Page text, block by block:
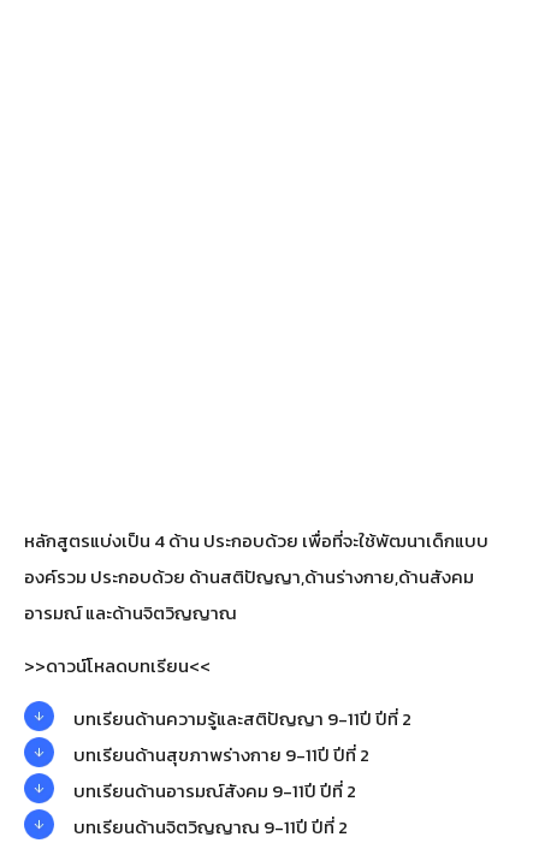
หลักสูตรแบ่งเป็น 4 ด้าน ประกอบด้วย เพื่อที่จะใช้พัฒนาเด็กแบบ
องค์รวม ประกอบด้วย ด้านสติปัญญา,ด้านร่างกาย,ด้านสังคม
อารมณ์ และด้านจิตวิญญาณ
>>ดาวน์โหลดบทเรียน<<
บทเรียนด้านความรู้และสติปัญญา 9-11ปี ปีที่ 2
บทเรียนด้านสุขภาพร่างกาย 9-11ปี ปีที่ 2
บทเรียนด้านอารมณ์สังคม 9-11ปี ปีที่ 2
บทเรียนด้านจิตวิญญาณ 9-11ปี ปีที่ 2